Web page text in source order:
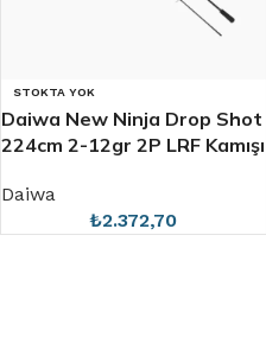
STOKTA YOK
Daiwa New Ninja Drop Shot
224cm 2-12gr 2P LRF Kamışı
Daiwa
₺2.372,70